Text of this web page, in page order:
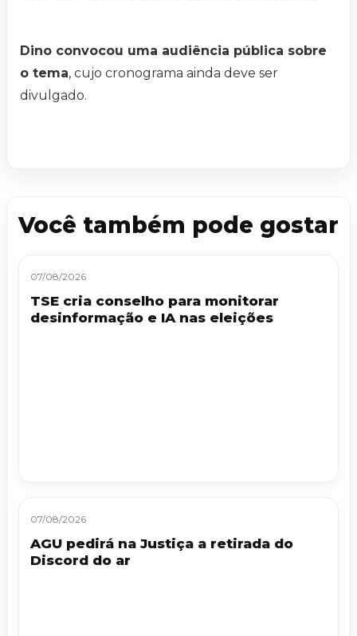
Dino convocou uma audiência pública sobre
o tema, cujo cronograma ainda deve ser
divulgado.
Você também pode gostar
07/08/2026
TSE cria conselho para monitorar
desinformação e IA nas eleições
07/08/2026
AGU pedirá na Justiça a retirada do
Discord do ar